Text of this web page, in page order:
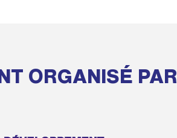
ORGANISÉ PAR